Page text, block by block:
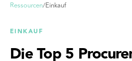
Ressourcen/Einkauf
EINKAUF
Die Top 5